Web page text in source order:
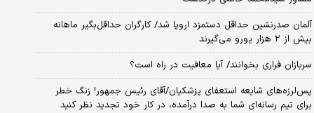
آلمان صدرنشین حداقل دستمزد اروپا شد/ کارگران حداقل‌بگیر ماهانه
بیش از ۲ هزار یورو می‌گیرند
سربازان فراری بخوانند/ آیا معافیت در راه است؟
پس‌لرزه‌های شایعه استعفای پزشکیان/آقای رئیس جمهور! زنگ خطر
برای تیم رسانه‌ای شما به صدا درآمده، در کار خود تجدید نظر کنید